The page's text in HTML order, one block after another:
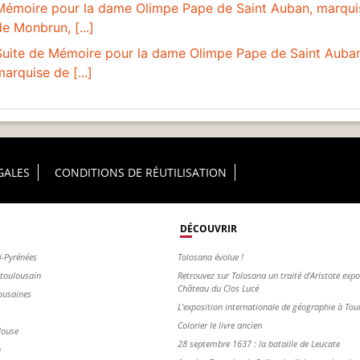
pour la dame Olimpe Pape de Saint Auban,
Monbrun, [...]
de Mémoire pour la dame Olimpe Pape de Saint
de [...]
CONDITIONS DE RÉUTILISATION
DÉCOUVRIR
Tolosana évolue !
Retrouvez sur Tolosana un traité d'Aristote
Château du Clos Lucé
L'exposition internationale de géographie à
Colorier le livre ancien
28 septembre 1637 : la bataille de Leucate